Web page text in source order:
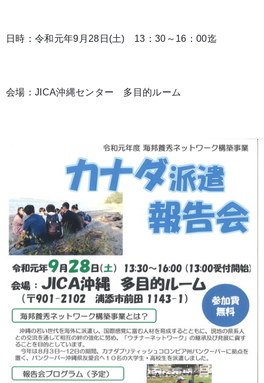
日時：令和元年9月28日(土) 13：30～16：00迄
会場：JICA沖縄センター 多目的ルーム